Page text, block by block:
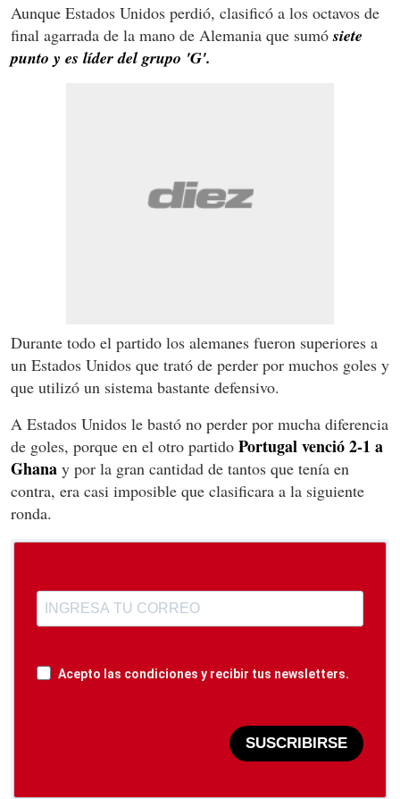
Aunque Estados Unidos perdió, clasificó a los octavos de
final agarrada de la mano de Alemania que sumósiete
punto y es líder del grupo 'G'.
Durante todo el partido los alemanes fueron superiores a
un Estados Unidos que trató de perder por muchos goles y
que utilizó un sistema bastante defensivo.
A Estados Unidos le bastó no perder por mucha diferencia
de goles, porque en el otro partido Portugal venció 2-1 a
Ghana y por la gran cantidad de tantos que tenía en
contra, era casi imposible que clasificara a la siguiente
ronda.
Acepto las condiciones y recibir tus newsletters.
SUSCRIBIRSE